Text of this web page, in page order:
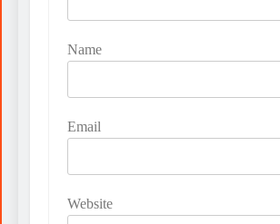
Name
Email
Website